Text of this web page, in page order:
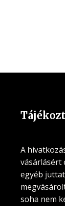
A
vásárlásért
egyéb
soha nem